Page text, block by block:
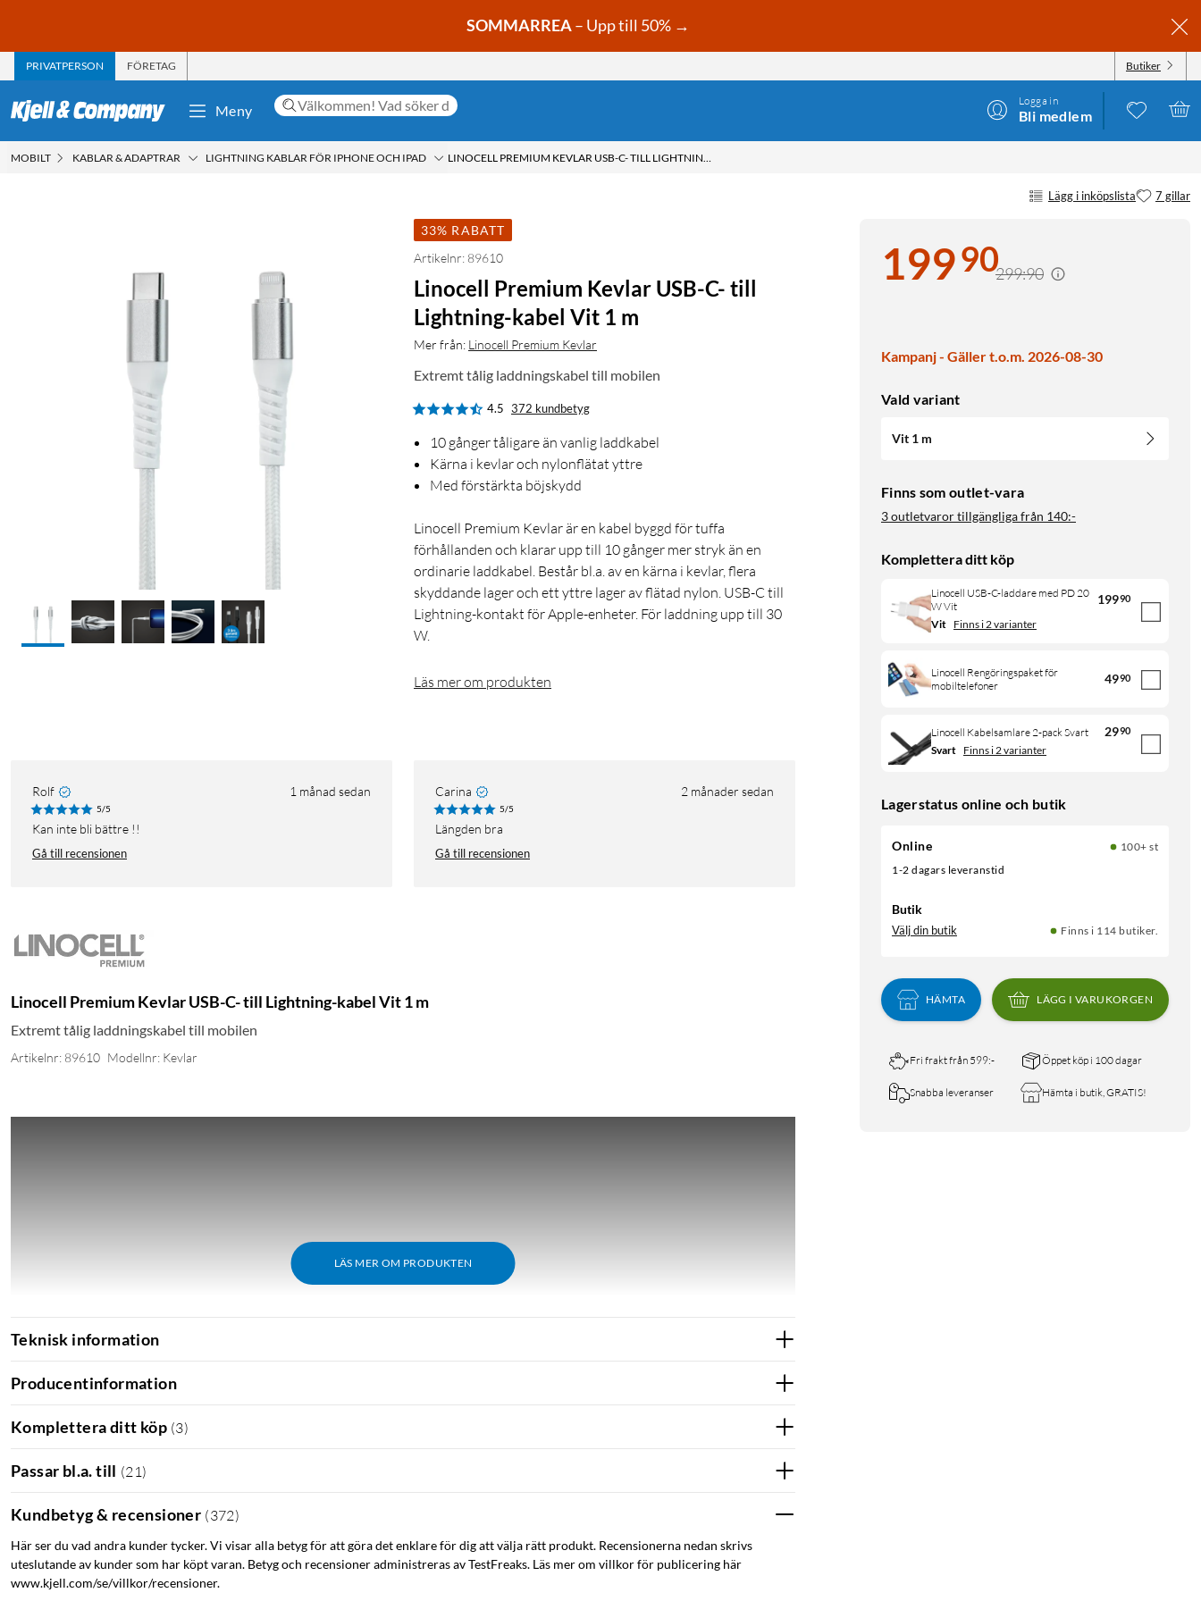
SOMMARREA– Upp till 50% →
PRIVATPERSON FÖRETAG Butiker
Meny
Logga in
Bli medlem
MOBILT KABLAR & ADAPTRAR LIGHTNING KABLAR FÖR IPHONE OCH IPAD LINOCELL PREMIUM KEVLAR USB-C- TILL LIGHTNING-KABEL VIT 1 M
Lägg i inköpslista 7 gillar
19990299:90
Kampanj - Gäller t.o.m. 2026-08-30
Vald variant
Vit 1 m
Finns som outlet-vara
3 outletvaror tillgängliga från 140:-
Komplettera ditt köp
Linocell USB-C-laddare med PD 20
W Vit
19990
Vit Finns i 2 varianter
Linocell Rengöringspaket för
mobiltelefoner
4990
Linocell Kabelsamlare 2-pack Svart 2990
Svart Finns i 2 varianter
Lagerstatus online och butik
Online
100+ st
1-2 dagars leveranstid
Butik
Välj din butik Finns i 114 butiker.
HÄMTA LÄGG I VARUKORGEN
Fri frakt från 599:- Öppet köp i 100 dagar
Snabba leveranser Hämta i butik, GRATIS!
33% RABATT
Artikelnr: 89610
Linocell Premium Kevlar USB-C- till
Lightning-kabel Vit 1 m
Mer från: Linocell Premium Kevlar
Extremt tålig laddningskabel till mobilen
4.5 372 kundbetyg
10 gånger tåligare än vanlig laddkabel
Kärna i kevlar och nylonflätat yttre
Med förstärkta böjskydd
Linocell Premium Kevlar är en kabel byggd för tuffa
förhållanden och klarar upp till 10 gånger mer stryk än en
ordinarie laddkabel. Består bl.a. av en kärna i kevlar, flera
skyddande lager och ett yttre lager av flätad nylon. USB-C till
Lightning-kontakt för Apple-enheter. För laddning upp till 30
W.
Läs mer om produkten
Rolf 1 månad sedan
5/5
Kan inte bli bättre !!
Gå till recensionen
Carina 2 månader sedan
5/5
Längden bra
Gå till recensionen
Linocell Premium Kevlar USB-C- till Lightning-kabel Vit 1 m
Extremt tålig laddningskabel till mobilen
Artikelnr: 89610 Modellnr: Kevlar
LÄS MER OM PRODUKTEN
För laddning av t.ex. iPhone och iPad med Lightning-kontakt. USB-C till Lightning. MFI-licensierad Lightning-kontakt. Stöd för
Teknisk information
Producentinformation
Komplettera ditt köp (3)
Passar bl.a. till (21 )
Kundbetyg & recensioner (372)
Här ser du vad andra kunder tycker. Vi visar alla betyg för att göra det enklare för dig att välja rätt produkt. Recensionerna nedan skrivs
uteslutande av kunder som har köpt varan. Betyg och recensioner administreras av TestFreaks. Läs mer om villkor för publicering här
www.kjell.com/se/villkor/recensioner.